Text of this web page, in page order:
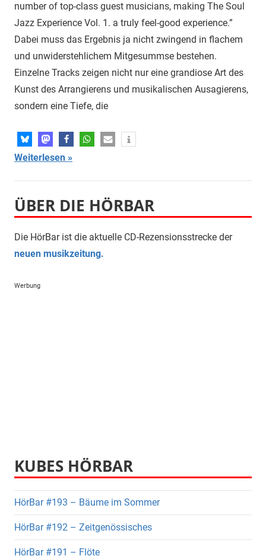
number of top-class guest musicians, making The Soul
Jazz Experience Vol. 1. a truly feel-good experience.”
Dabei muss das Ergebnis ja nicht zwingend in flachem
und unwiderstehlichem Mitgesummse bestehen.
Einzelne Tracks zeigen nicht nur eine grandiose Art des
Kunst des Arrangierens und musikalischen Ausagierens,
sondern eine Tiefe, die
Weiterlesen
ÜBER DIE HÖRBAR
Die HörBar ist die aktuelle CD-Rezensionsstrecke der
neuen musikzeitung.
Werbung
KUBES HÖRBAR
HörBar #193 – Bäume im Sommer
HörBar #192 – Zeitgenössisches
HörBar #191 – Flöte